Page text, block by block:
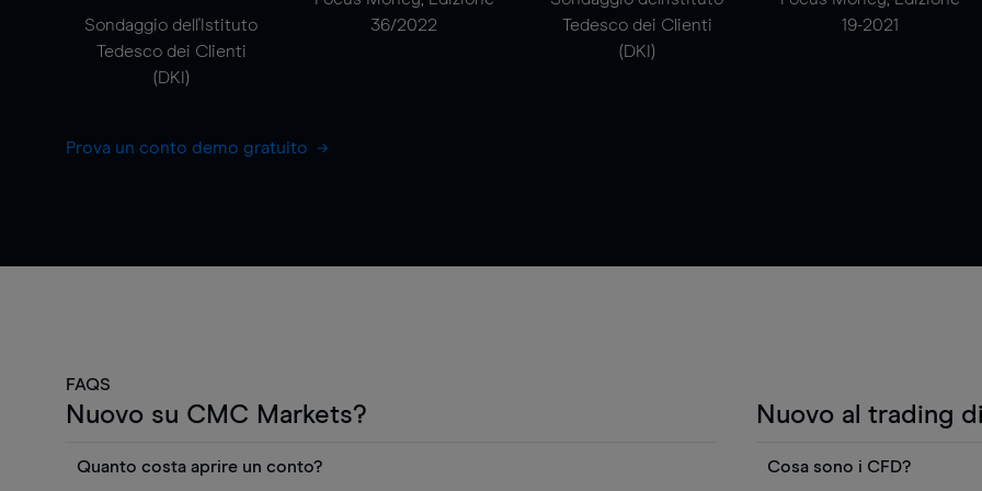
Sondaggio dell'Istituto
Tedesco dei Clienti
(DKI)
36/2022
Tedesco dei Clienti
(DKI)
19-2021
Prova un conto demo gratuito
FAQS
Nuovo su CMC Markets?
Quanto costa aprire un conto?
Nuovo al trading
Cosa sono i CFD?